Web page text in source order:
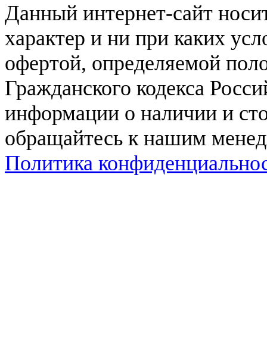
Данный интернет-сайт
характер и ни при каких
офертой, определяемой
Гражданского кодекса
информации о наличии и
обращайтесь к нашим
Политика